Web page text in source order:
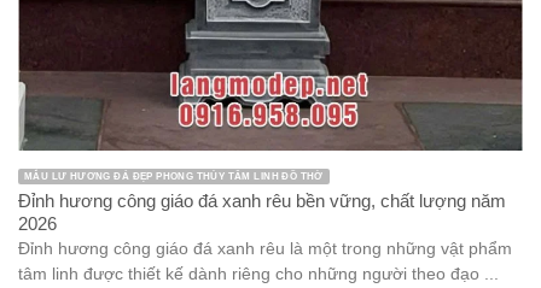
MẪU LƯ HƯƠNG ĐÁ ĐẸP PHONG THỦY TÂM LINH ĐỒ THỜ
Đỉnh hương công giáo đá xanh rêu bền vững, chất lượng năm
2026
Đỉnh hương công giáo đá xanh rêu là một trong những vật phẩm
tâm linh được thiết kế dành riêng cho những người theo đạo ...